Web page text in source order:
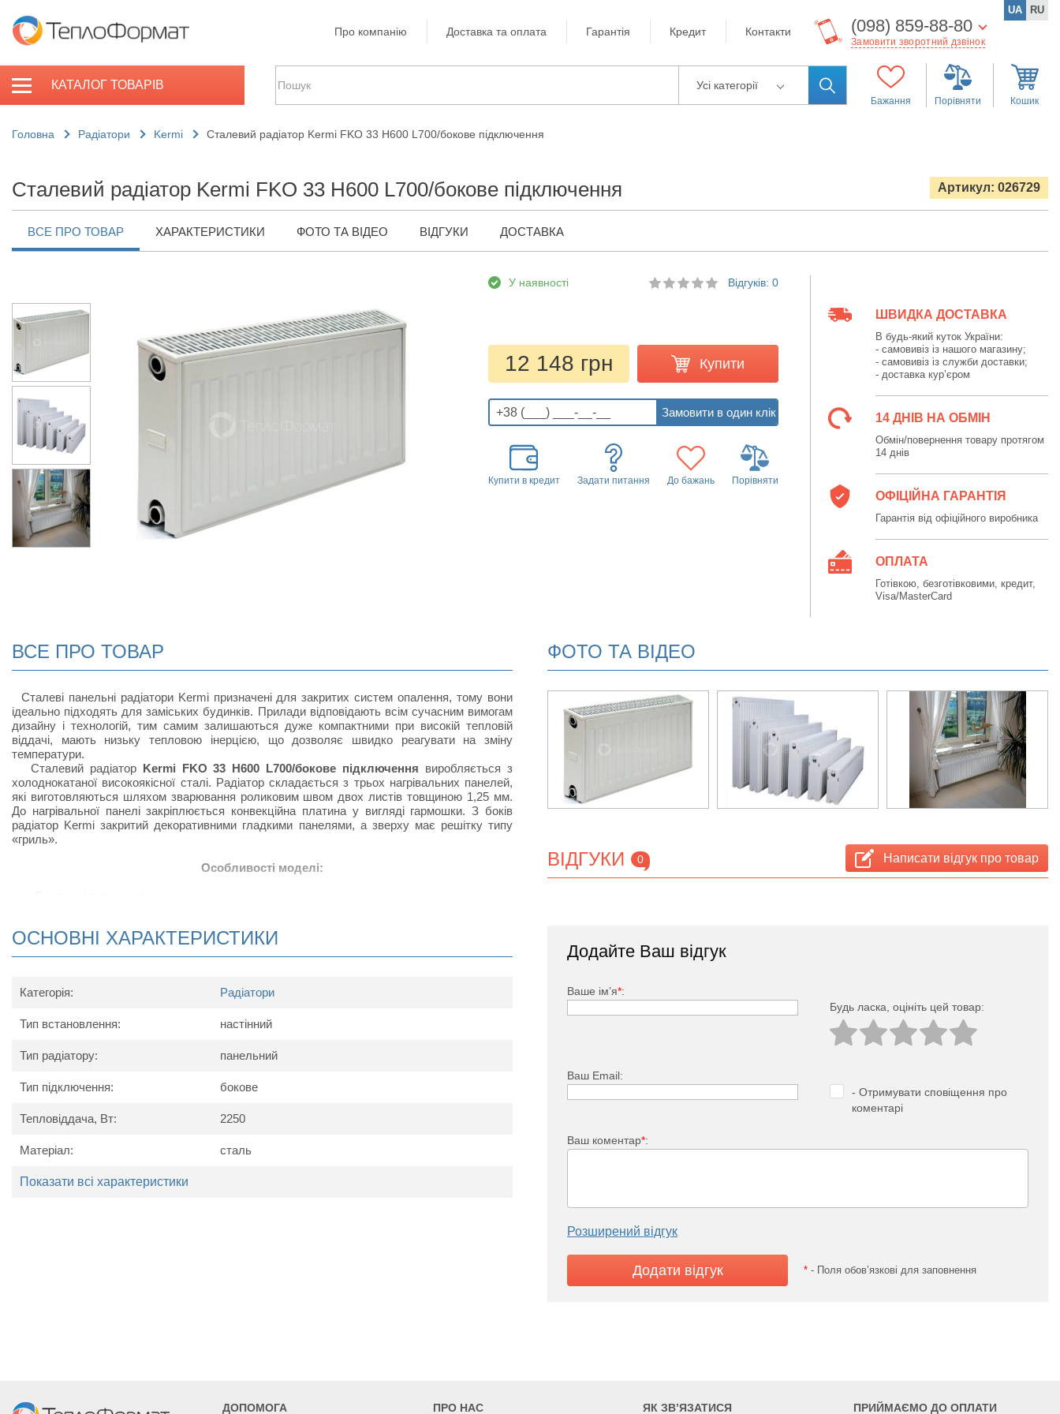
Про компанію Доставка та оплата Гарантія Кредит Контакти (098) 859-88-80
Замовити зворотний дзвінок
UA RU
КАТАЛОГ ТОВАРІВ Усі категорії
Бажання Порівняти Кошик
Головна Радіатори Kermi Сталевий радіатор Kermi FKO 33 H600 L700/бокове підключення
Сталевий радіатор Kermi FKO 33 H600 L700/бокове підключення Артикул: 026729
ВСЕ ПРО ТОВАР ХАРАКТЕРИСТИКИ ФОТО ТА ВІДЕО ВІДГУКИ ДОСТАВКА
У наявності Відгуків: 0
12 148 грн Купити
Купити в кредит Задати питання До бажань Порівняти
ШВИДКА ДОСТАВКА
В будь-який куток України:
- самовивіз із нашого магазину;
- самовивіз із служби доставки;
- доставка кур’єром
14 ДНІВ НА ОБМІН
Обмін/повернення товару протягом
14 днів
ОФІЦІЙНА ГАРАНТІЯ
Гарантія від офіційного виробника
ОПЛАТА
Готівкою, безготівковими, кредит,
Visa/MasterCard
ВСЕ ПРО ТОВАР
Сталеві панельні радіатори Kermi призначені для закритих систем опалення, тому вони
ідеально підходять для заміських будинків. Прилади відповідають всім сучасним вимогам
дизайну і технологій, тим самим залишаються дуже компактними при високій тепловій
віддачі, мають низьку тепловою інерцією, що дозволяє швидко реагувати на зміну
температури.
Сталевий радіатор Kermi FKO 33 H600 L700/бокове підключення виробляється з
холоднокатаної високоякісної сталі. Радіатор складається з трьох нагрівальних панелей,
які виготовляються шляхом зварювання роликовим швом двох листів товщиною 1,25 мм.
До нагрівальної панелі закріплюється конвекційна платина у вигляді гармошки. З боків
радіатор Kermi закритий декоративними гладкими панелями, а зверху має решітку типу
«гриль».
Особливості моделі:
Відрізняється підвищеною тепловіддачею за рахунок наявності своєрідних П-подібних
радіатор в упаковці, настінні кронштейни, кран Маєвського 1/2 ", заглушки.
Схема радіатора
Ширина
400
800
ОСНОВНІ ХАРАКТЕРИСТИКИ
Категорія: Радіатори
Тип встановлення: настінний
Тип радіатору: панельний
Тип підключення: бокове
Тепловіддача, Вт: 2250
Матеріал: сталь
Показати всі характеристики
ФОТО ТА ВІДЕО
ВІДГУКИ 0 Написати відгук про товар
Додайте Ваш відгук
Ваше ім’я*:
Будь ласка, оцініть цей товар:
Ваш Email:
- Отримувати сповіщення про
коментарі
Ваш коментар*:
Розширений відгук
* - Поля обов’язкові для заповнення
ДОПОМОГА ПРО НАС ЯК ЗВ’ЯЗАТИСЯ ПРИЙМАЄМО ДО ОПЛАТИ